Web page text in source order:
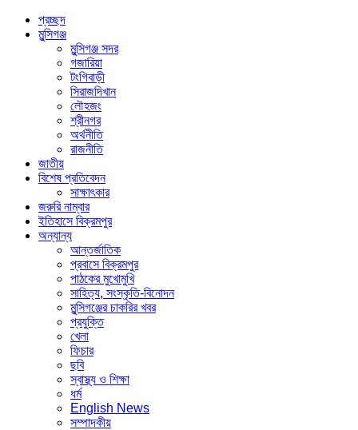
প্রচ্ছদ
মুন্সিগঞ্জ
মুন্সিগঞ্জ সদর
গজারিয়া
টংগিবাড়ী
সিরাজদিখান
লৌহজং
শ্রীনগর
অর্থনীতি
রাজনীতি
জাতীয়
বিশেষ প্রতিবেদন
সাক্ষাৎকার
জরুরি নাম্বার
ইতিহাসে বিক্রমপুর
অন্যান্য
আন্তর্জাতিক
প্রবাসে বিক্রমপুর
পাঠকের মুখোমুখি
সাহিত্য, সংস্কৃতি-বিনোদন
মুন্সিগঞ্জের চাকরির খবর
প্রযুক্তি
খেলা
ফিচার
ছবি
স্বাস্থ্য ও শিক্ষা
ধর্ম
English News
সম্পাদকীয়